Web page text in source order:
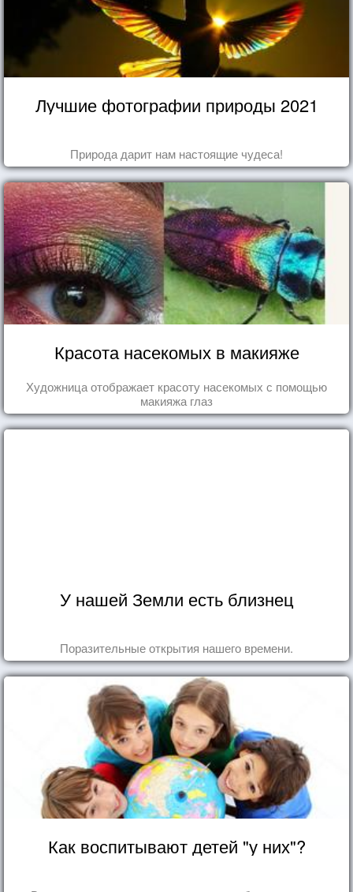
Лучшие фотографии природы 2021
Природа дарит нам настоящие чудеса!
Красота насекомых в макияже
Художница отображает красоту насекомых с помощью
макияжа глаз
У нашей Земли есть близнец
Поразительные открытия нашего времени.
Как воспитывают детей "у них"?